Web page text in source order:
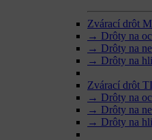
Zvárací drôt
→ Drôty na
→ Drôty na
→ Drôty na
Zvárací drôt
→ Drôty na
→ Drôty na
→ Drôty na